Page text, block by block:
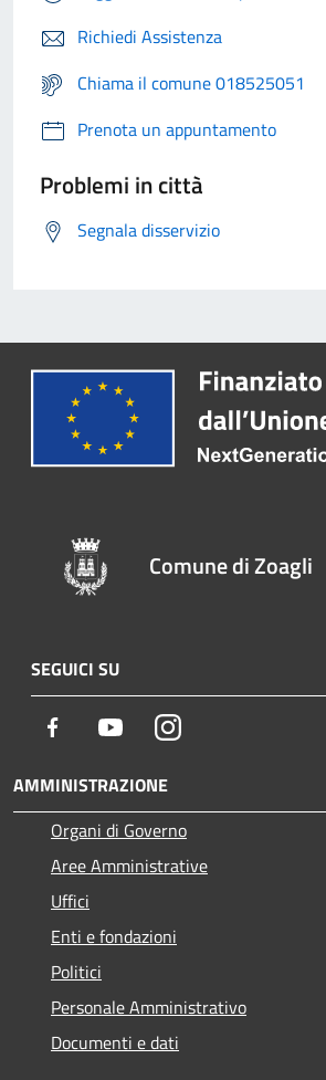
Richiedi Assistenza
Chiama il comune 018525051
Prenota un appuntamento
Problemi in città
Segnala disservizio
Comune di Zoagli
SEGUICI SU
Facebook YoutubeInstagram
AMMINISTRAZIONE
Organi di Governo
Aree Amministrative
Uffici
Enti e fondazioni
Politici
Personale Amministrativo
Documenti e dati